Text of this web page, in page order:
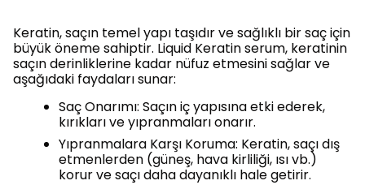
Keratin, saçın temel yapı taşıdır ve sağlıklı bir saç için
büyük öneme sahiptir. Liquid Keratin serum, keratinin
saçın derinliklerine kadar nüfuz etmesini sağlar ve
aşağıdaki faydaları sunar:
Saç Onarımı: Saçın iç yapısına etki ederek,
kırıkları ve yıpranmaları onarır.
Yıpranmalara Karşı Koruma: Keratin, saçı dış
etmenlerden (güneş, hava kirliliği, ısı vb.)
korur ve saçı daha dayanıklı hale getirir.